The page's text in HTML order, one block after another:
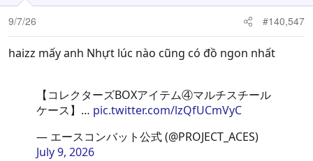
9/7/26 #140,547
haizz mấy anh Nhựt lúc nào cũng có đồ ngon nhất
【コレクターズBOXアイテム④マルチスチール
ケース】… pic.twitter.com/lzQfUCmVyC
— エースコンバット公式 (@PROJECT_ACES)
July 9, 2026